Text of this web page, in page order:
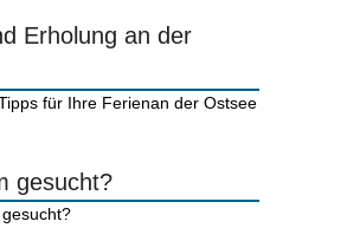
Erholung an der
gesucht?